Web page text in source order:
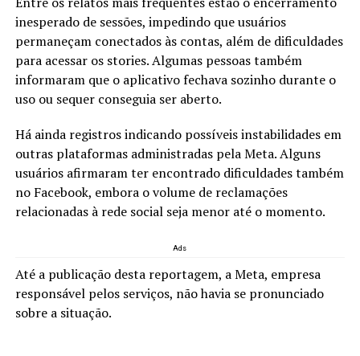
inesperado de sessões, impedindo que usuários
permaneçam conectados às contas, além de dificuldades
para acessar os stories. Algumas pessoas também
informaram que o aplicativo fechava sozinho durante o
uso ou sequer conseguia ser aberto.
Há ainda registros indicando possíveis instabilidades em
outras plataformas administradas pela Meta. Alguns
usuários afirmaram ter encontrado dificuldades também
no Facebook, embora o volume de reclamações
relacionadas à rede social seja menor até o momento.
Ads
Até a publicação desta reportagem, a Meta, empresa
responsável pelos serviços, não havia se pronunciado
sobre a situação.